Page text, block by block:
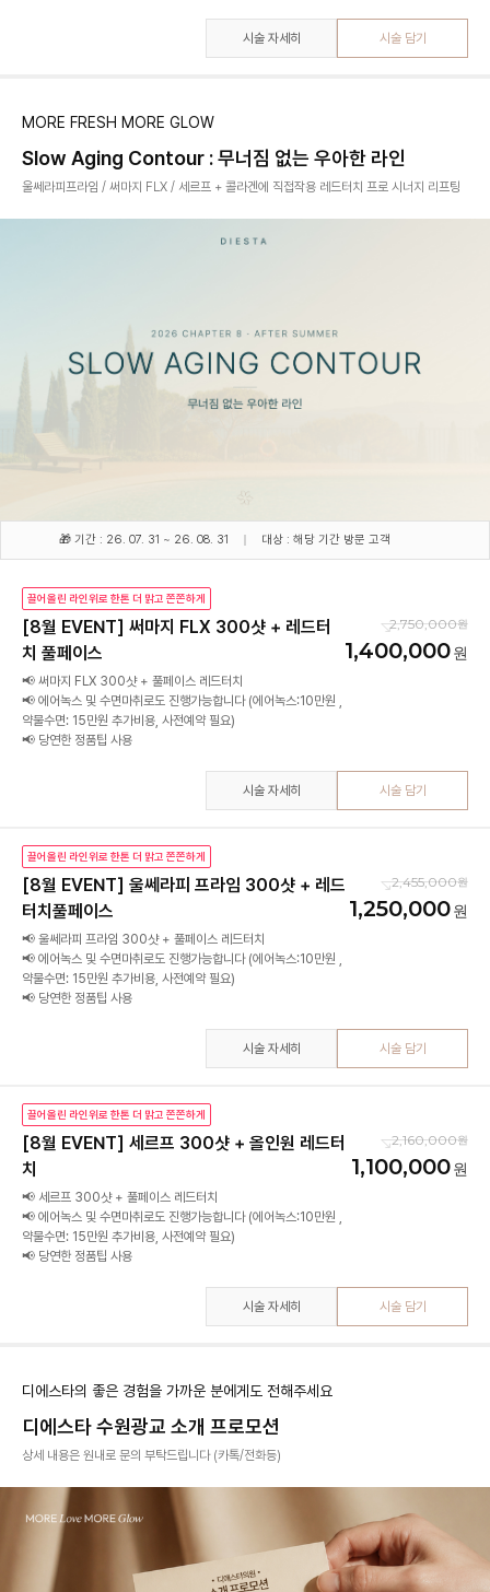
시술 자세히 시술 담기
MORE FRESH MORE GLOW
Slow Aging Contour : 무너짐 없는 우아한 라인
울쎄라피프라임 / 써마지 FLX / 세르프 + 콜라겐에 직접작용 레드터치 프로 시너지 리프팅
🎁 기간 : 26. 07. 31 ~ 26. 08. 31 대상 : 해당 기간 방문 고객
끌어올린 라인위로 한톤 더 맑고 쫀쫀하게
[8월 EVENT] 써마지 FLX 300샷 + 레드터
치 풀페이스
📢 써마지 FLX 300샷 + 풀페이스 레드터치
📢 에어녹스 및 수면마취로도 진행가능합니다 (에어녹스:10만원 ,
약물수면: 15만원 추가비용, 사전예약 필요)
📢 당연한 정품팁 사용
2,750,000
1,400,000
시술 자세히 시술 담기
끌어올린 라인위로 한톤 더 맑고 쫀쫀하게
[8월 EVENT] 울쎄라피 프라임 300샷 + 레드
터치풀페이스
📢 울쎄라피 프라임 300샷 + 풀페이스 레드터치
📢 에어녹스 및 수면마취로도 진행가능합니다 (에어녹스:10만원 ,
약물수면: 15만원 추가비용, 사전예약 필요)
📢 당연한 정품팁 사용
2,455,000
1,250,000
시술 자세히 시술 담기
끌어올린 라인위로 한톤 더 맑고 쫀쫀하게
[8월 EVENT] 세르프 300샷 + 올인원 레드터
치
📢 세르프 300샷 + 풀페이스 레드터치
📢 에어녹스 및 수면마취로도 진행가능합니다 (에어녹스:10만원 ,
약물수면: 15만원 추가비용, 사전예약 필요)
📢 당연한 정품팁 사용
2,160,000
1,100,000
시술 자세히 시술 담기
디에스타의 좋은 경험을 가까운 분에게도 전해주세요
디에스타 수원광교 소개 프로모션
상세 내용은 원내로 문의 부탁드립니다 (카톡/전화등)